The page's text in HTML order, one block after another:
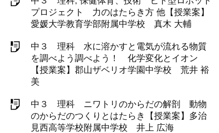
プロジェクト 力のはたらき方 他【授業案】
愛媛大学教育学部附属中学校 真木 大輔
中３ 理科 水に溶かすと電気が流れる物質
を調べよう調べよう！ 化学変化とイオン
【授業案】郡山ザベリオ学園中学校 荒井 裕
美
中３ 理科 ニワトリのからだの解剖 動物
のからだのつくりとはたらき【授業案】多治
見西高等学校附属中学校 井上 広海